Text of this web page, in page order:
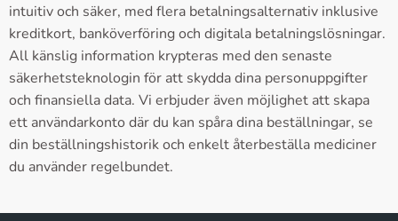
intuitiv och säker, med flera betalningsalternativ inklusive
kreditkort, banköverföring och digitala betalningslösningar.
All känslig information krypteras med den senaste
säkerhetsteknologin för att skydda dina personuppgifter
och finansiella data. Vi erbjuder även möjlighet att skapa
ett användarkonto där du kan spåra dina beställningar, se
din beställningshistorik och enkelt återbeställa mediciner
du använder regelbundet.